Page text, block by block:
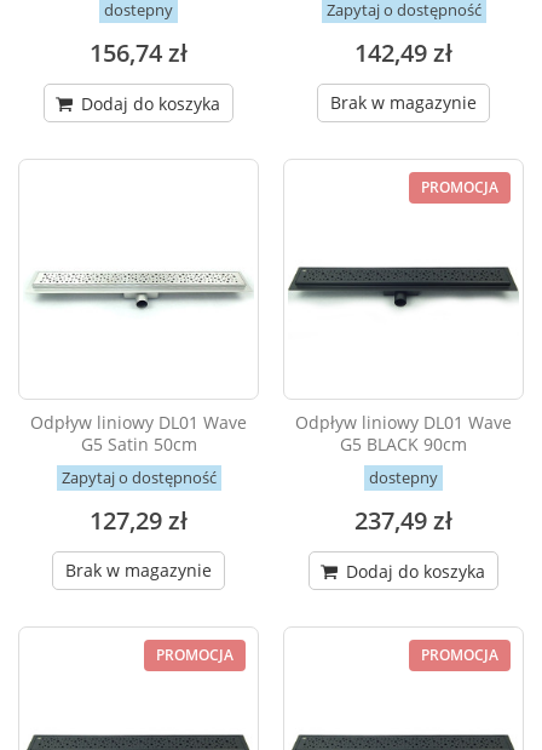
dostepny
156,74 zł
Dodaj do koszyka
Zapytaj o dostępność
142,49 zł
Brak w magazynie
Odpływ liniowy DL01 Wave
G5 Satin 50cm
Zapytaj o dostępność
127,29 zł
Brak w magazynie
PROMOCJA
Odpływ liniowy DL01 Wave
G5 BLACK 90cm
dostepny
237,49 zł
Dodaj do koszyka
PROMOCJA PROMOCJA